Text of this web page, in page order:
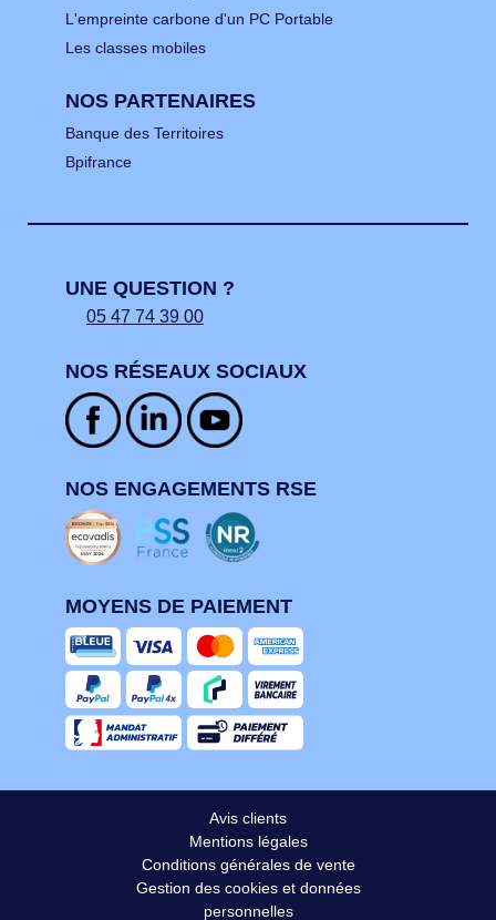
L'empreinte carbone d'un PC Portable
Les classes mobiles
NOS PARTENAIRES
Banque des Territoires
Bpifrance
UNE QUESTION ?
05 47 74 39 00
NOS RÉSEAUX SOCIAUX
NOS ENGAGEMENTS RSE
MOYENS DE PAIEMENT
Avis clients
Mentions légales
Conditions générales de vente
Gestion des cookies et données
personnelles